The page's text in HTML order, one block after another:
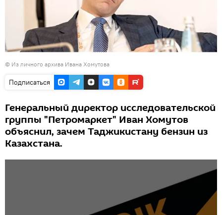
© Из личного архива Ивана Хомутова
Подписаться
Генеральный директор исследовательской
группы "Петромаркет" Иван Хомутов
объяснил, зачем Таджикистану бензин из
Казахстана.